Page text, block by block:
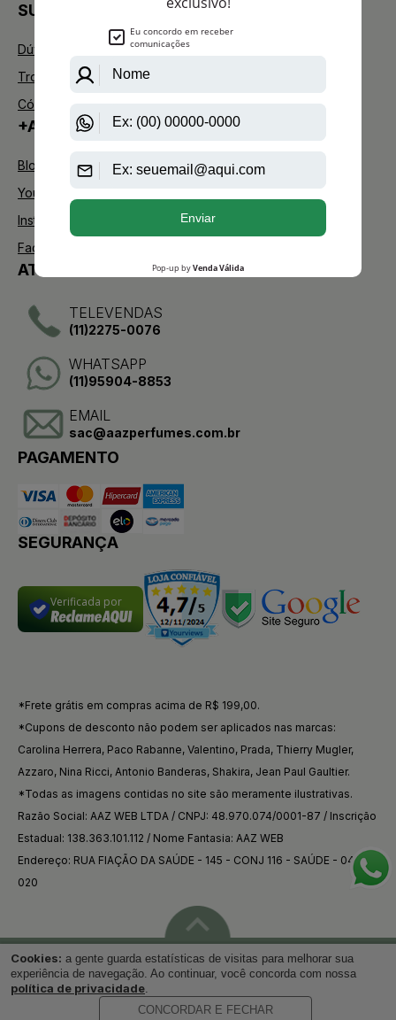
SUPORTE
Dúvidas Frequentes
Trocas e Devoluções
Código de defesa do consumidor
+AAZ PERFUMES
Blog
Youtube
Instagram
Facebook
ATENDIMENTO
TELEVENDAS
(11)2275-0076
WHATSAPP
(11)95904-8853
EMAIL
sac@aazperfumes.com.br
PAGAMENTO
SEGURANÇA
Verificada por
*Frete grátis em compras acima de R$ 199,00.
*Cupons de desconto não podem ser aplicados nas marcas:
Carolina Herrera, Paco Rabanne, Valentino, Prada, Thierry Mugler,
Azzaro, Nina Ricci, Antonio Banderas, Shakira, Jean Paul Gaultier.
*Todas as imagens contidas no site são meramente ilustrativas.
Razão Social: AAZ WEB LTDA / CNPJ: 48.970.074/0001-87 / Inscrição
Estadual: 138.363.101.112 / Nome Fantasia: AAZ WEB
Endereço: RUA FIAÇÃO DA SAÚDE - 145 - CONJ 116 - SAÚDE - 04144-
020
Voltar ao topo
Cookies: a gente guarda estatísticas de visitas para melhorar sua
experiência de navegação. Ao continuar, você concorda com nossa
política de privacidade.
CONCORDAR E FECHAR